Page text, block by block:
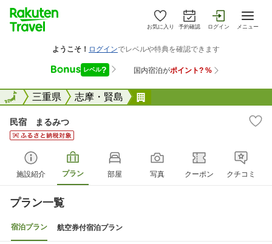
お気に入り 予約確認 ログイン メニュー
全国三重県 志摩・賢島
全国
民宿 まるみつ
施設紹介 プラン 部屋 写真 クーポン クチコミ
プラン一覧
宿泊プラン 航空券付宿泊プラン